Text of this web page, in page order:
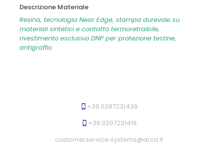
Descrizione Materiale
Resina, tecnologia Near Edge, stampa durevole su
materiali sintetici e contatto termoretraibile,
rivestimento esclusivo DNP per protezione testine,
antigraffio
+39 0297231439
+39 0297231419
customerservice.systems@arca.it